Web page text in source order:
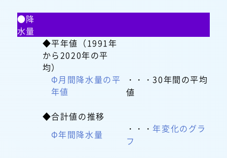
●降
水量
◆平年値（1991年
から2020年の平
均）
Φ月間降水量の平
年値
・・・30年間の平均
値
◆合計値の推移
Φ年間降水量
・・・年変化のグラ
フ